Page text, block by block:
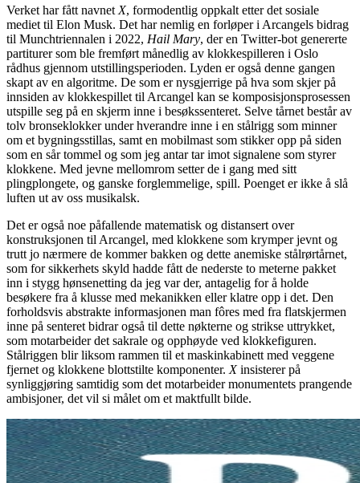
Verket har fått navnet X, formodentlig oppkalt etter det sosiale
mediet til Elon Musk. Det har nemlig en forløper i Arcangels bidrag
til Munchtriennalen i 2022, Hail Mary, der en Twitter-bot genererte
partiturer som ble fremført månedlig av klokkespilleren i Oslo
rådhus gjennom utstillingsperioden. Lyden er også denne gangen
skapt av en algoritme. De som er nysgjerrige på hva som skjer på
innsiden av klokkespillet til Arcangel kan se komposisjonsprosessen
utspille seg på en skjerm inne i besøkssenteret. Selve tårnet består av
tolv bronseklokker under hverandre inne i en stålrigg som minner
om et bygningsstillas, samt en mobilmast som stikker opp på siden
som en sår tommel og som jeg antar tar imot signalene som styrer
klokkene. Med jevne mellomrom setter de i gang med sitt
plingplongete, og ganske forglemmelige, spill. Poenget er ikke å slå
luften ut av oss musikalsk.
Det er også noe påfallende matematisk og distansert over
konstruksjonen til Arcangel, med klokkene som krymper jevnt og
trutt jo nærmere de kommer bakken og dette anemiske stålrørtårnet,
som for sikkerhets skyld hadde fått de nederste to meterne pakket
inn i stygg hønsenetting da jeg var der, antagelig for å holde
besøkere fra å klusse med mekanikken eller klatre opp i det. Den
forholdsvis abstrakte informasjonen man fôres med fra flatskjermen
inne på senteret bidrar også til dette nøkterne og strikse uttrykket,
som motarbeider det sakrale og opphøyde ved klokkefiguren.
Stålriggen blir liksom rammen til et maskinkabinett med veggene
fjernet og klokkene blottstilte komponenter. Xinsisterer på
synliggjøring samtidig som det motarbeider monumentets prangende
ambisjoner, det vil si målet om et maktfullt bilde.